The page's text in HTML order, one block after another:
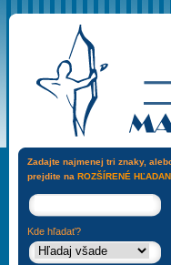
Zadajte najmenej tri znaky,
prejdite na ROZŠÍRENÉ
Kde hľadať?